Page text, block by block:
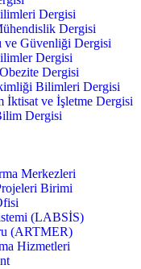
Dergisi
Dergisi
ve Güvenliği Dergisi
Dergisi
Dergisi
Bilimleri Dergisi
İktisat ve İşletme Dergisi
Dergisi
Merkezleri
Birimi
(LABSİS)
(ARTMER)
Hizmetleri